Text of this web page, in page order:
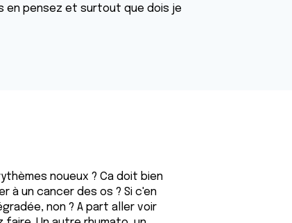
en pensez et surtout que dois je
noueux ? Ca doit bien
à un cancer des os ? Si c'en
non ? A part aller voir